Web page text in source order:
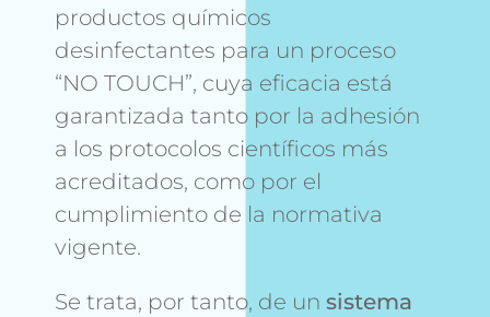
Login
productos químicos
desinfectantes para un proceso
“NO TOUCH”, cuya eficacia está
garantizada tanto por la adhesión
a los protocolos científicos más
acreditados, como por el
cumplimiento de la normativa
vigente.
Se trata, por tanto, de un sistema